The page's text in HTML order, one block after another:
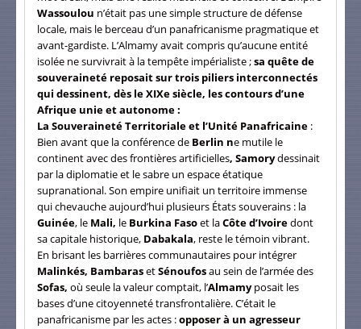
Wassoulou n’était pas une simple structure de défense
locale, mais le berceau d’un panafricanisme pragmatique et
avant-gardiste. L’Almamy avait compris qu’aucune entité
isolée ne survivrait à la tempête impérialiste ;sa quête de
souveraineté reposait sur trois piliers interconnectés
qui dessinent, dès le XIXe siècle, les contours d’une
Afrique unie et autonome :
La Souveraineté Territoriale et l’Unité Panafricaine :
Bien avant que la conférence de Berlin ne mutile le
continent avec des frontières artificielles, Samorydessinait
par la diplomatie et le sabre un espace étatique
supranational. Son empire unifiait un territoire immense
qui chevauche aujourd’hui plusieurs États souverains : la
Guinée, le Mali, le Burkina Fasoet laCôte d’Ivoiredont
sa capitale historique, Dabakala, reste le témoin vibrant.
En brisant les barrières communautaires pour intégrer
Malinkés, BambarasetSénoufosau sein de l’armée des
Sofas, où seule la valeur comptait, l’Almamyposait les
bases d’une citoyenneté transfrontalière. C’était le
panafricanisme par les actes :opposer à un agresseur